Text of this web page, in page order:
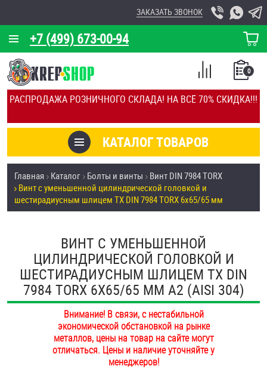
РАСПРОДАЖА РОЗНИЧНОГО СКЛАДА! НА ВСЁ 70% СКИДКА!!!
+7 (499) 673-00-94
ЗАКАЗАТЬ ЗВОНОК
КОРЗИНА
О КОМПАНИИ
КАЛЬКУЛЯТОР
ОТЗЫВЫ
УСЛУГИ
СКИДКИ
ПОКУПАТЕЛЯМ
ОПЛАТА И ДОСТАВКА
НАШИ МАГАЗИНЫ
КАТАЛОГ ТОВАРОВ
0
СПИСОК
СРАВНЕНИЕ
Товары со скидкой
Анкеры
Болты и винты
Втулки
Дюбели
Главная Каталог Болты и винты
Винт DIN 7984 TORX
Винт с уменьшенной цилиндрической головкой и
шестирадиусным шлицем TX DIN 7984 TORX 6х65/65 мм
ВИНТ С УМЕНЬШЕННОЙ
ЦИЛИНДРИЧЕСКОЙ ГОЛОВКОЙ И
ШЕСТИРАДИУСНЫМ ШЛИЦЕМ TX DIN
7984 TORX 6Х65/65 ММ А2 (AISI 304)
Внимание! В связи, с нестабильной
экономической обстановкой на рынке
металлов, цены на товар на сайте могут
отличаться. Цены и наличие уточняйте у
менеджеров!